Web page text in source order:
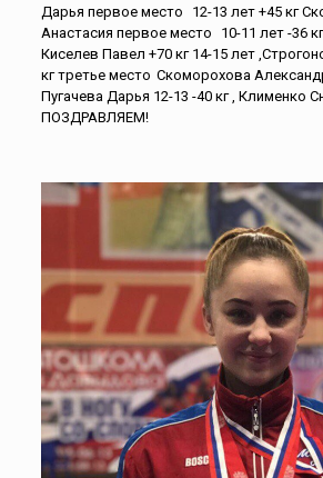
Дарья первое место
12-13 лет +45 кг
Анастасия первое место
10-11 лет -36
Киселев Павел +70 кг 14-15 лет
кг третье место Скоморохова
Пугачева Дарья 12-13 -40 кг , Клименко
ПОЗДРАВЛЯЕМ!